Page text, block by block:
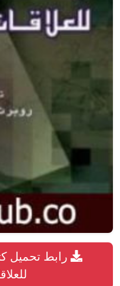
رابط تحميل